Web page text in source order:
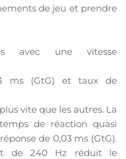
de jeu et prendre
avec une vitesse
ms (GtG) et taux de
vite que les autres. La
de réaction quasi
de 0,03 ms (GtG).
de 240 Hz réduit le